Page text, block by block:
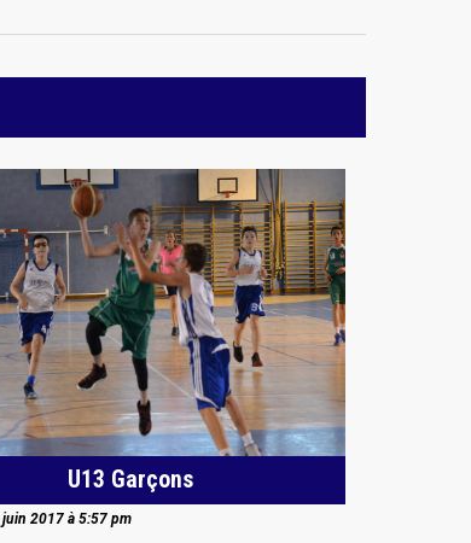
U13 Garçons
2017 à 5:57 pm